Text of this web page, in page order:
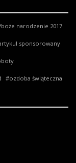
boże narodzenie 2017
sponsorowany
ozdoba świąteczna